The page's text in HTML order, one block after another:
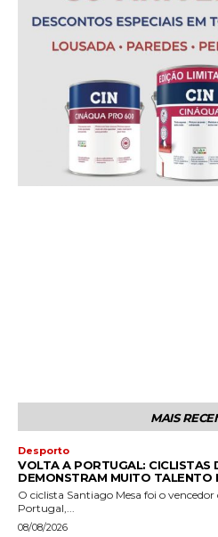
MAIS
Desporto
VOLTA A PORTUGAL: CICLISTAS
DEMONSTRAM MUITO TALENTO
O ciclista Santiago Mesa foi o
Portugal,...
08/08/2026